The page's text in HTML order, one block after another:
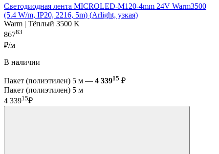
Светодиодная лента MICROLED-M120-4mm 24V Warm3500
(5.4 W/m, IP20, 2216, 5m) (Arlight, узкая)
Warm | Тёплый 3500 K
86783
₽/м
В наличии
Пакет (полиэтилен) 5 м — 4 33915 ₽
Пакет (полиэтилен) 5 м
4 33915₽